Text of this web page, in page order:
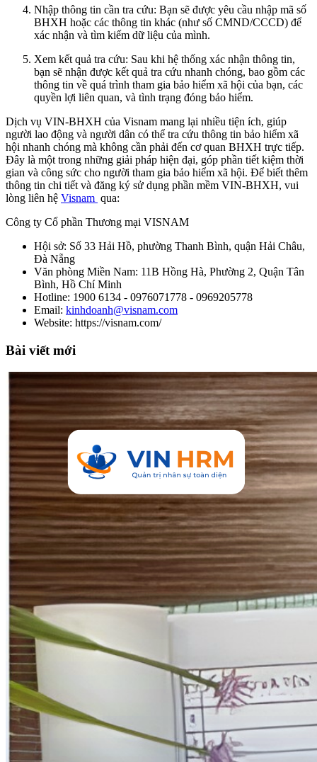
Nhập thông tin cần tra cứu: Bạn sẽ được yêu cầu nhập mã số
BHXH hoặc các thông tin khác (như số CMND/CCCD) để
xác nhận và tìm kiếm dữ liệu của mình.
Xem kết quả tra cứu: Sau khi hệ thống xác nhận thông tin,
bạn sẽ nhận được kết quả tra cứu nhanh chóng, bao gồm các
thông tin về quá trình tham gia bảo hiểm xã hội của bạn, các
quyền lợi liên quan, và tình trạng đóng bảo hiểm.
Dịch vụ VIN-BHXH của Visnam mang lại nhiều tiện ích, giúp
người lao động và người dân có thể tra cứu thông tin bảo hiểm xã
hội nhanh chóng mà không cần phải đến cơ quan BHXH trực tiếp.
Đây là một trong những giải pháp hiện đại, góp phần tiết kiệm thời
gian và công sức cho người tham gia bảo hiểm xã hội. Để biết thêm
thông tin chi tiết và đăng ký sử dụng phần mềm VIN-BHXH, vui
lòng liên hệ Visnam qua:
Công ty Cổ phần Thương mại VISNAM
Hội sở: Số 33 Hải Hồ, phường Thanh Bình, quận Hải Châu,
Đà Nẵng
Văn phòng Miền Nam: 11B Hồng Hà, Phường 2, Quận Tân
Bình, Hồ Chí Minh
Hotline: 1900 6134 - 0976071778 - 0969205778
Email: kinhdoanh@visnam.com
Website: https://visnam.com/
Bài viết mới